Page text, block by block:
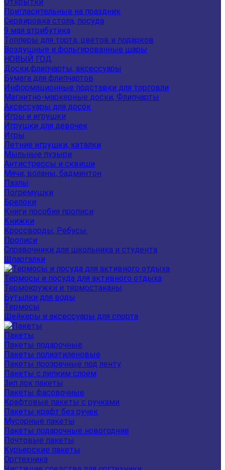
Пригласительные на праздник
Сервировка стола, посуда
9 мая атрибутика
Топперы для торта, цветов и подарков
Воздушные и фольгированные шары
НОВЫЙ ГОД
Доски,флипчарты, аксессуары
Бумага для флипчартов
Информационные подставки для торговли
Магнитно-маркерные доски, Флипчарты
Аксессуары для досок
Игры и игрушки
Игрушки для девочек
Игры
Летние игрушки, каталки
Мыльные пузыри
Антистрессы и сквиши
Мячи, воланы, бадминтон
Пазлы
Погремушки
Брелоки
Книги пособия прописи
Книжки
Кроссворды, Ребусы.
Прописи
Справочники для школьника и студента
Шпаргалки
Термосы и посуда для активного отдыха
Термокружки и термостаканы
Бутылки для воды
Термосы
Шейкеры и аксессуары для спорта
Пакеты
Пакеты подарочные
Пакеты полиэтиленовые
Пакеты прозрачные под ленту
Пакеты с липким слоем
Зип лок пакеты
Пакеты фасовочные
Крафтовые пакеты с ручками
Пакеты крафт без ручек
Мусорные пакеты
Пакеты подарочные новогодние
Почтовые пакеты
Курьерские пакеты
Оргтехника